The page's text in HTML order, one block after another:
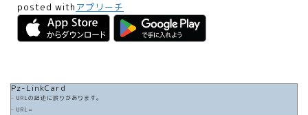
posted with アプリーチ
Pz-LinkCard
– URLの記述に誤りがあります。
– URL=